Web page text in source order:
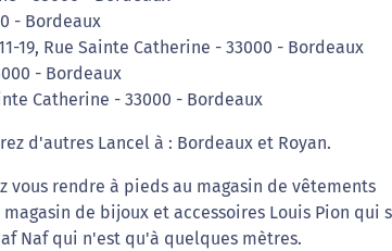
- Bordeaux
19, Rue Sainte Catherine - 33000 - Bordeaux
- Bordeaux
Catherine - 33000 - Bordeaux
d'autres Lancel à : Bordeaux et Royan.
vous rendre à pieds au magasin de vêtements
de bijoux et accessoires Louis Pion qui
Naf qui n'est qu'à quelques mètres.